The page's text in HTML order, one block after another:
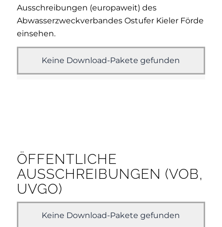
Ausschreibungen (europaweit) des
Abwasserzweckverbandes Ostufer Kieler Förde
einsehen.
Keine Download-Pakete gefunden
ÖFFENTLICHE
AUSSCHREIBUNGEN (VOB,
UVGO)
Keine Download-Pakete gefunden